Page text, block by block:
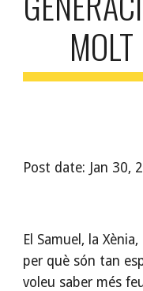
Post date: Jan 30,
El Samuel, la
per què són tan
voleu saber més